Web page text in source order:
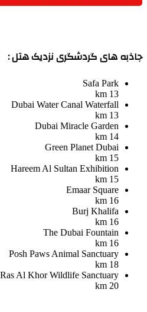
جاذبه های گردشگری نزدیک هتل :
Safa Park
13 km
Dubai Water Canal Waterfall
13 km
Dubai Miracle Garden
14 km
Green Planet Dubai
15 km
Hareem Al Sultan Exhibition
15 km
Emaar Square
16 km
Burj Khalifa
16 km
The Dubai Fountain
16 km
Posh Paws Animal Sanctuary
18 km
Ras Al Khor Wildlife Sanctuary
20 km